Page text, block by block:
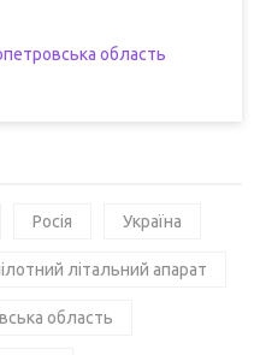
область
Росія Україна
літальний апарат
область